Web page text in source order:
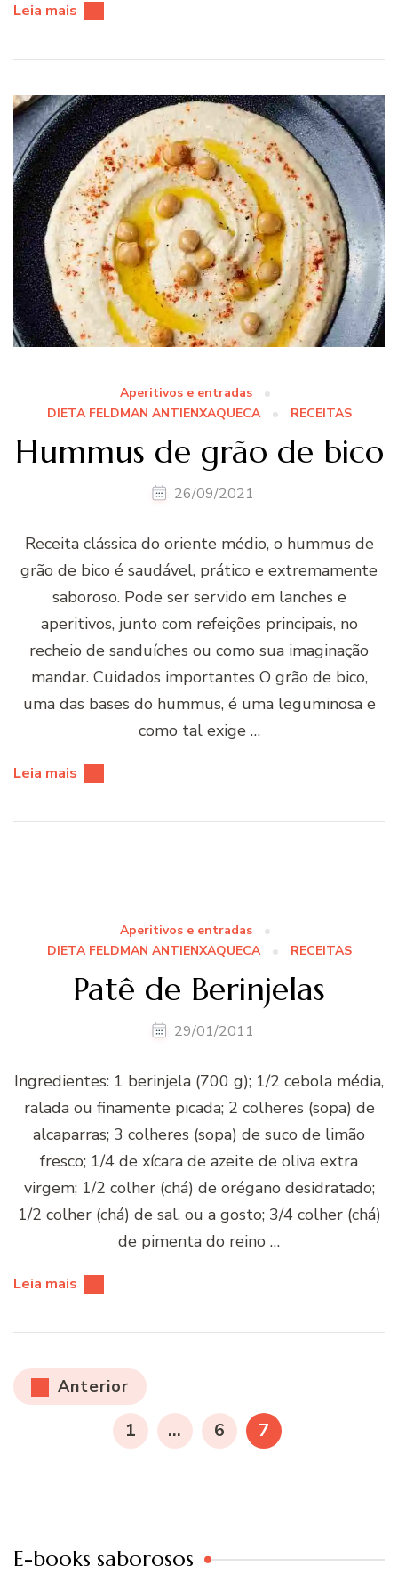
Leia mais
Aperitivos e entradas
DIETA FELDMAN ANTIENXAQUECA
RECEITAS
Hummus de grão de bico
26/09/2021
Receita clássica do oriente médio, o hummus de
grão de bico é saudável, prático e extremamente
saboroso. Pode ser servido em lanches e
aperitivos, junto com refeições principais, no
recheio de sanduíches ou como sua imaginação
mandar. Cuidados importantes O grão de bico,
uma das bases do hummus, é uma leguminosa e
como tal exige …
Leia mais
Aperitivos e entradas
DIETA FELDMAN ANTIENXAQUECA
RECEITAS
Patê de Berinjelas
29/01/2011
Ingredientes: 1 berinjela (700 g); 1/2 cebola média,
ralada ou finamente picada; 2 colheres (sopa) de
alcaparras; 3 colheres (sopa) de suco de limão
fresco; 1/4 de xí­cara de azeite de oliva extra
virgem; 1/2 colher (chá) de orégano desidratado;
1/2 colher (chá) de sal, ou a gosto; 3/4 colher (chá)
de pimenta do reino …
Leia mais
Paginação
de
Anterior
PÁGINA
1 … PÁGINA
6 PÁGINA
7
E-books saborosos